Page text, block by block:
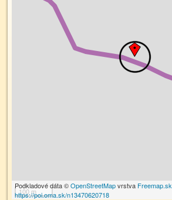
100 m
Podkladové dáta ©OpenStreetMapvrstva Freemap.sk
https://poi.oma.sk/n13470620718